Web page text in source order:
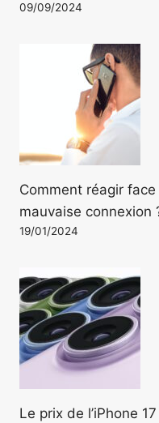
09/09/2024
Comment réagir
mauvaise connexion
19/01/2024
Le prix de l’iPhone